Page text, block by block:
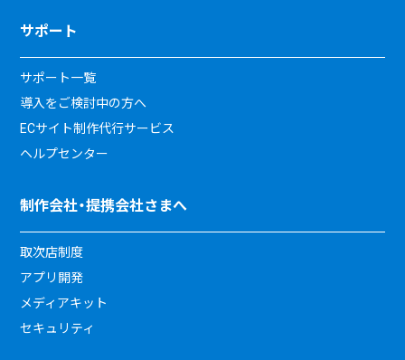
サポート
サポート一覧
導入をご検討中の方へ
ECサイト制作代行サービス
ヘルプセンター
制作会社・提携会社さまへ
取次店制度
アプリ開発
メディアキット
セキュリティ